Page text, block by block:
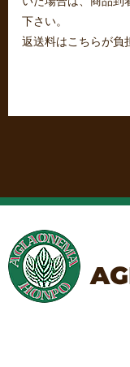
下さい。
返送料はこちらが負